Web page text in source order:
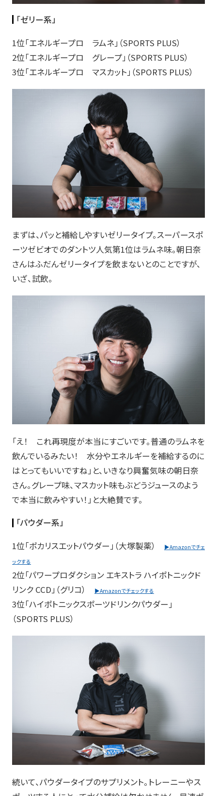
「ゼリー系」
1位「エネルギープロ ラムネ」（SPORTS PLUS）
2位「エネルギープロ グレープ」（SPORTS PLUS）
3位「エネルギープロ マスカット」（SPORTS PLUS）
まずは、パッと補給しやすいゼリータイプ。スーパースポ
ーツゼビオでのダントツ人気第1位はラムネ味。朝日奈
さんはふだんゼリータイプを飲まないとのことですが、
いざ、試飲。
「え！ これ再現度が本当にすごいです。普通のラムネを
飲んでいるみたい！ 水分やエネルギーを補給するのに
はとってもいいですね」と、いきなり興奮気味の朝日奈
さん。グレープ味、マスカット味もぶどうジュースのよう
で本当に飲みやすい！」と大絶賛です。
「パウダー系」
1位「ポカリスエットパウダー」（大塚製薬）
▶Amazonでチェ
ックする
2位「パワープロダクション エキストラ ハイポトニックド
リンク CCD」（グリコ）
▶Amazonでチェックする
3位「ハイポトニックスポーツドリンクパウダー」
（SPORTS PLUS）
続いて、パウダータイプのサプリメント。トレーニーやス